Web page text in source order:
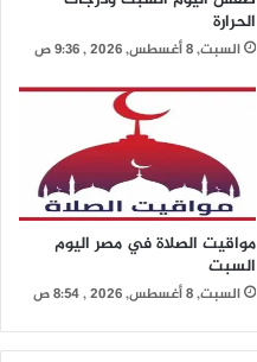
الحرارة
السبت, 8 أغسطس, 2026 , 9:36 ص
مواقيت الصلاة في مصر اليوم
السبت
السبت, 8 أغسطس, 2026 , 8:54 ص